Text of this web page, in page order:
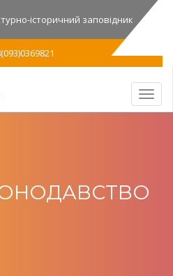
історичний заповідник